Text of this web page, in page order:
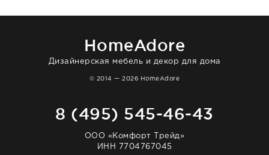
отвечает очень быстро. Взаимодействием
HomeAdore
Дизайнерская мебель и декор для дома
© 2014 — 2026 HomeAdore
8 (495) 545-46-43
ООО «Комфорт Трейд»
ИНН 7704767045